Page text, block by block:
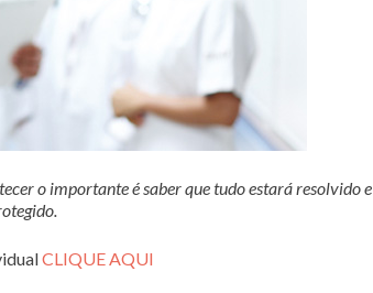
o importante é saber que tudo estará resolvido e
CLIQUE AQUI